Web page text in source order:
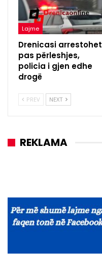
Lajme
Drenicasi arrestohet
pas përleshjes,
policia i gjen edhe
drogë
PREV NEXT
REKLAMA